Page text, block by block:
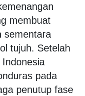
membuat
sementara
tujuh. Setelah
pada
penutup fase